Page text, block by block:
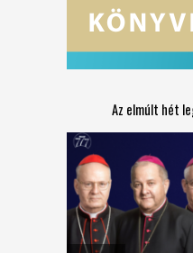
Az elmúlt hét